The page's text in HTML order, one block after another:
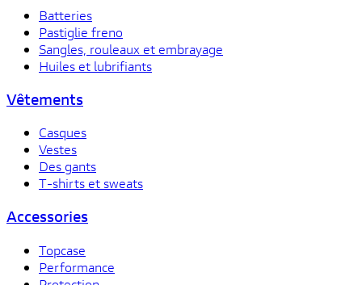
Batteries
Pastiglie freno
Sangles, rouleaux et embrayage
Huiles et lubrifiants
Vêtements
Casques
Vestes
Des gants
T-shirts et sweats
Accessories
Topcase
Performance